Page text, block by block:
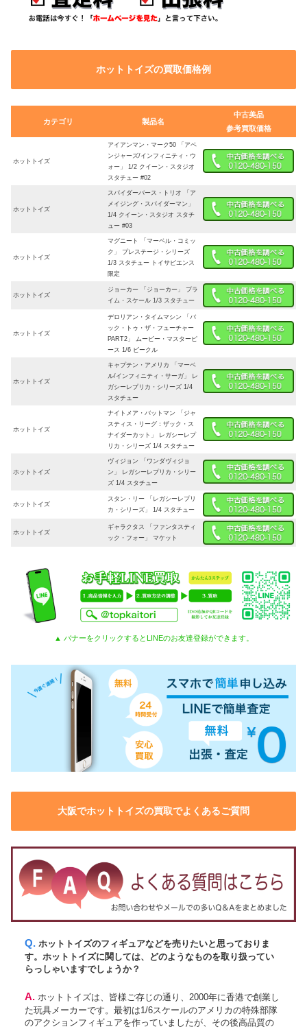
ホットトイズの買取価格例
カテゴリ 製品名
中古美品
参考買取価格
ホットトイズ
アイアンマン・マーク50 「アベ
ンジャーズ/インフィニティ・ウ
ォー」 1/2 クイーン・スタジオ
スタチュー #02
ホットトイズ
スパイダーバース・トリオ 「ア
メイジング・スパイダーマン」
1/4 クイーン・スタジオ スタチ
ュー #03
ホットトイズ
マグニート 「マーベル・コミッ
ク」 プレステージ・シリーズ
1/3 スタチュー トイサピエンス
限定
ホットトイズ
ジョーカー 「ジョーカー」 プラ
イム・スケール 1/3 スタチュー
ホットトイズ
デロリアン・タイムマシン 「バ
ック・トゥ・ザ・フューチャー
PART2」 ムービー・マスターピ
ース 1/6 ビークル
ホットトイズ
キャプテン・アメリカ 「マーベ
ル/インフィニティ・サーガ」 レ
ガシーレプリカ・シリーズ 1/4
スタチュー
ホットトイズ
ナイトメア・バットマン 「ジャ
スティス・リーグ：ザック・ス
ナイダーカット」 レガシーレプ
リカ・シリーズ 1/4 スタチュー
ホットトイズ
ヴィジョン 「ワンダヴィジョ
ン」 レガシーレプリカ・シリー
ズ 1/4 スタチュー
ホットトイズ
スタン・リー 「レガシーレプリ
カ・シリーズ」 1/4 スタチュー
ホットトイズ
ギャラクタス 「ファンタスティ
ック・フォー」 マケット
▲ バナーをクリックするとLINEのお友達登録ができます。
大阪でホットトイズの買取でよくあるご質問
Q. ホットトイズのフィギュアなどを売りたいと思っておりま
す。ホットトイズに関しては、どのようなものを取り扱ってい
らっしゃいますでしょうか？
A. ホットトイズは、皆様ご存じの通り、2000年に香港で創業し
た玩具メーカーです。最初は1/6スケールのアメリカの特殊部隊
のアクションフィギュアを作っていましたが、その後高品質の